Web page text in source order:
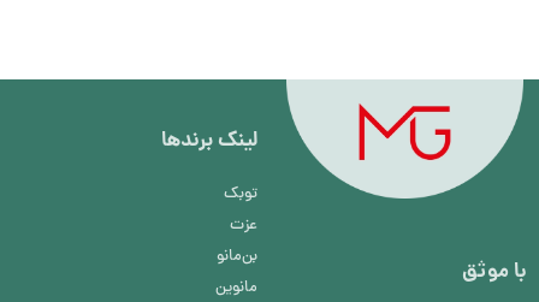
با موثق
لینک برند‌ها
توبک
عزت
بن‌مانو
مانوین